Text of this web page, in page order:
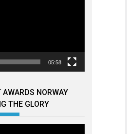
05:58
NORWAY
THE GLORY